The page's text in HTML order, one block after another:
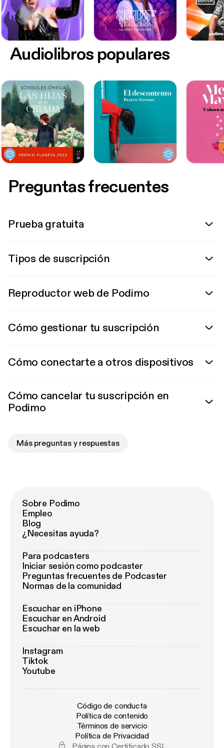
Audiolibros populares
Preguntas frecuentes
Prueba gratuita
Tipos de suscripción
Reproductor web de Podimo
Cómo gestionar tu suscripción
Cómo conectarte a otros dispositivos
Cómo cancelar tu suscripción en
Podimo
Más preguntas y respuestas
Sobre Podimo
Empleo
Blog
¿Necesitas ayuda?
Para podcasters
Iniciar sesión como podcaster
Preguntas frecuentes de Podcaster
Normas de la comunidad
Escuchar en iPhone
Escuchar en Android
Escuchar en la web
Instagram
Tiktok
Youtube
Código de conducta
Política de contenido
Términos de servicio
Política de Privacidad